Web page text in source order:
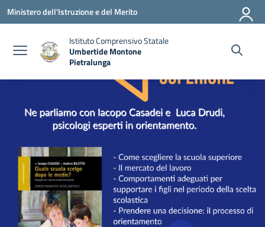
Vai ai contenuti
Vai al menu di navigazione
Vai al footer
Ministero dell'Istruzione e del Merito
Istituto Comprensivo Statale
Umbertide Montone
Pietralunga